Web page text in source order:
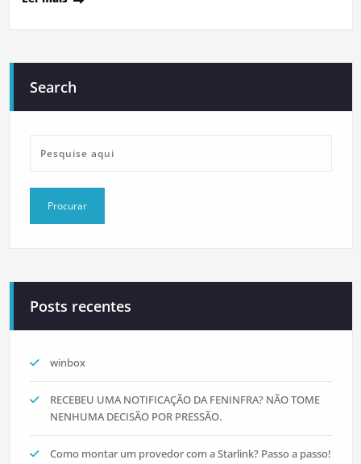
Search
Posts recentes
winbox
RECEBEU UMA NOTIFICAÇÃO DA FENINFRA? NÃO TOME
NENHUMA DECISÃO POR PRESSÃO.
Como montar um provedor com a Starlink? Passo a passo!